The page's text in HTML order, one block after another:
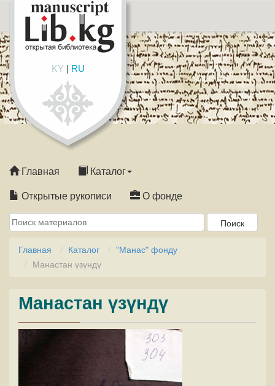
KY| RU
Главная Каталог
Открытые рукописи О фонде
Главная Каталог
"Манас" фонду
Манастан үзүндү
Манастан үзүндү